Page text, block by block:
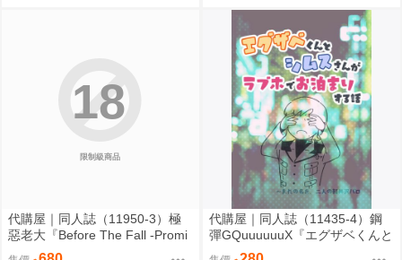
限制級商品
18
代購屋｜同人誌（11950-3）極
惡老大『Before The Fall -Promi
se-』Nurinaki ブランケットフク
代購屋｜同人誌（11435-4）鋼
彈GQuuuuuuX『エグザベくんと
シムスさんがラブホでお泊まり